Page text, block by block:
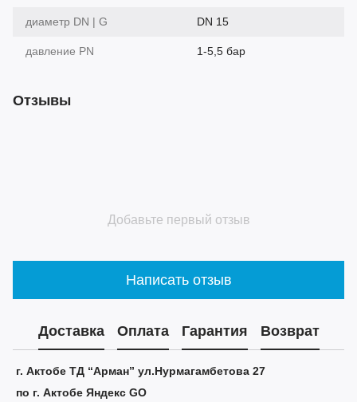
диаметр DN | G DN 15
давление PN 1-5,5 бар
Отзывы
Добавьте первый отзыв
Написать отзыв
Доставка Оплата Гарантия Возврат
г. Актобе ТД “Арман” ул.Нурмагамбетова 27
по г. Актобе Яндекс GO